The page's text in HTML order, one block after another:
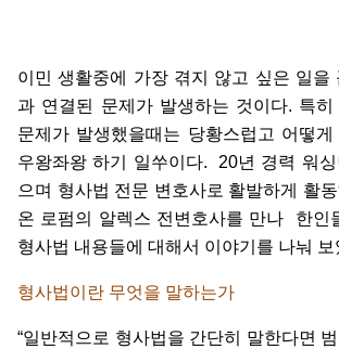
이민 생활중에 가장 겪지 않고 싶은 일을
과 연결된 문제가 발생하는 것이다. 특히
문제가 발생했을때는 당황스럽고 어떻게
우왕좌왕 하기 일쑤이다. 20년 경력 워
으며 형사법 전문 변호사로 활발하게 활
온 로펌의 알렉스 전변호사를 만나 한인
형사법 내용들에 대해서 이야기를 나눠
형사법이란 무엇을 말하는가
“일반적으로 형사법을 간단히 말한다면